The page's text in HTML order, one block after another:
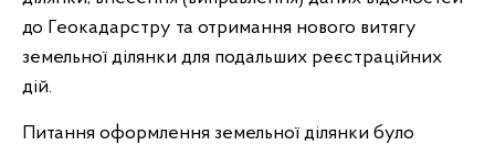
до Геокадарстру та отримання нового витягу
земельної ділянки для подальших реєстраційних
дій.
Питання оформлення земельної ділянки було